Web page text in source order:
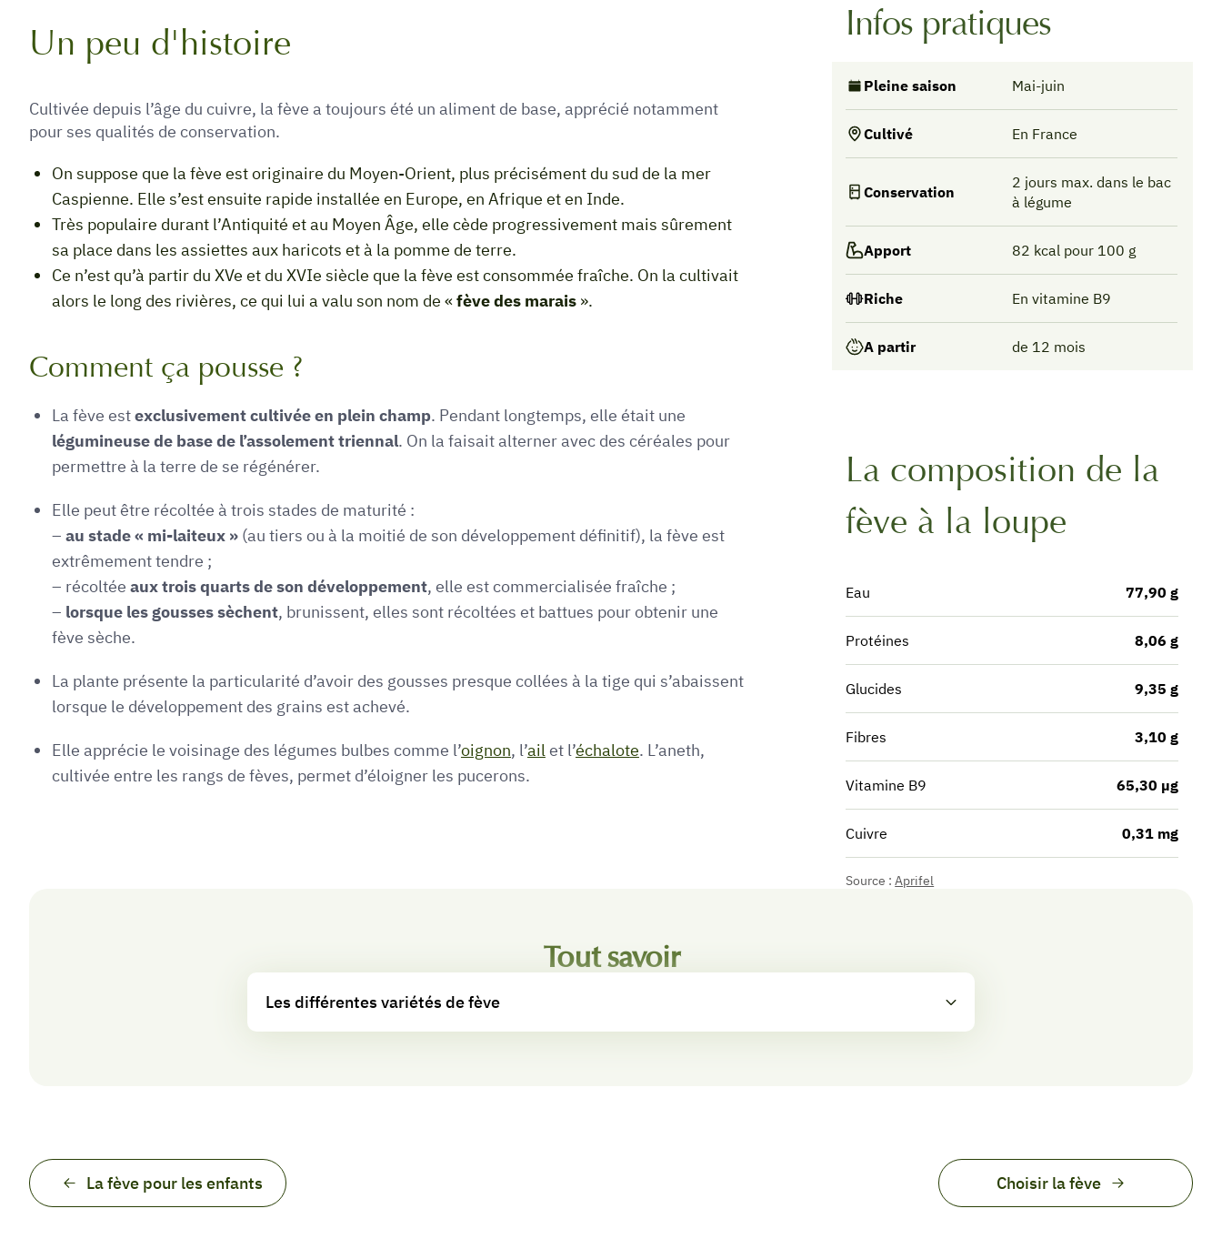
Infos pratiques
Pleine saison Mai-juin
Cultivé En France
Conservation
2 jours max. dans le bac
à légume
Apport 82 kcal pour 100 g
Riche En vitamine B9
A partir de 12 mois
La composition de la
fève à la loupe
Eau 77,90 g
Protéines 8,06 g
Glucides 9,35 g
Fibres 3,10 g
Vitamine B9 65,30 µg
Cuivre 0,31 mg
Source :Aprifel
Un peu d'histoire
Cultivée depuis l’âge du cuivre, la fève a toujours été un aliment de base, apprécié notamment
pour ses qualités de conservation.
On suppose que la fève est originaire du Moyen-Orient, plus précisément du sud de la mer
Caspienne. Elle s’est ensuite rapide installée en Europe, en Afrique et en Inde.
Très populaire durant l’Antiquité et au Moyen Âge, elle cède progressivement mais sûrement
sa place dans les assiettes aux haricots et à la pomme de terre.
Ce n’est qu’à partir du XVe et du XVIe siècle que la fève est consommée fraîche. On la cultivait
alors le long des rivières, ce qui lui a valu son nom de «fève des marais».
Comment ça pousse ?
La fève estexclusivement cultivée en plein champ. Pendant longtemps, elle était une
légumineuse de base de l’assolement triennal. On la faisait alterner avec des céréales pour
permettre à la terre de se régénérer.
Elle peut être récoltée à trois stades de maturité :
– au stade « mi-laiteux »(au tiers ou à la moitié de son développement définitif), la fève est
extrêmement tendre ;
– récoltée aux trois quarts de son développement, elle est commercialisée fraîche ;
– lorsque les gousses sèchent, brunissent, elles sont récoltées et battues pour obtenir une
fève sèche.
La plante présente la particularité d’avoir des gousses presque collées à la tige qui s’abaissent
lorsque le développement des grains est achevé.
Elle apprécie le voisinage des légumes bulbes comme l’oignon, l’ailet l’échalote. L’aneth,
cultivée entre les rangs de fèves, permet d’éloigner les pucerons.
Tout savoir
Les différentes variétés de fève
La fève pour les enfants Choisir la fève